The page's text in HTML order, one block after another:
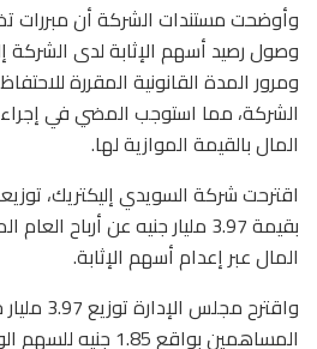
وأوضحت مستندات الشركة أن مبررات
ومرور المدة القانونية المقررة
الشركة، مما استوجب المضي في
المال بالقيمة الموازية لها.
اقترحت شركة السويدي إليكتريك،
بقيمة 3.97 مليار جنيه عن
المال عبر إعدام أسهم الإثابة.
واقترح
المساهمين بواقع